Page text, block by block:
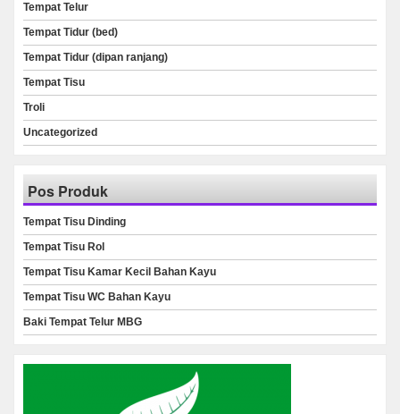
Tempat Telur
Tempat Tidur (bed)
Tempat Tidur (dipan ranjang)
Tempat Tisu
Troli
Uncategorized
Pos Produk
Tempat Tisu Dinding
Tempat Tisu Rol
Tempat Tisu Kamar Kecil Bahan Kayu
Tempat Tisu WC Bahan Kayu
Baki Tempat Telur MBG